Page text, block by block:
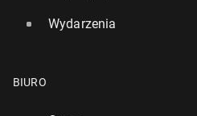
Wydarzenia
BIURO